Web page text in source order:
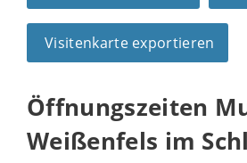
Visitenkarte exportieren
Öffnungszeiten
Weißenfels im